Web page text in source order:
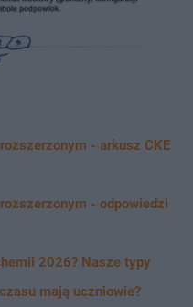
- arkusz CKE
- odpowiedzi
2026? Nasze typy
mają uczniowie?